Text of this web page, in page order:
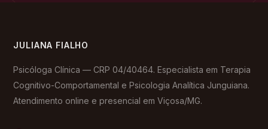
JULIANA FIALHO
Psicóloga Clínica — CRP 04/40464. Especialista em Terapia
Cognitivo-Comportamental e Psicologia Analítica Junguiana.
Atendimento online e presencial em Viçosa/MG.